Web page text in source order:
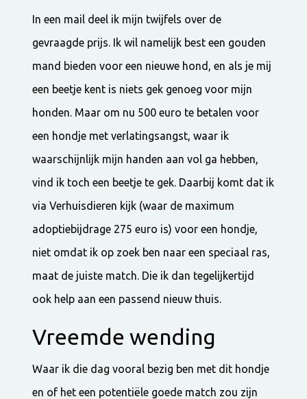
In een mail deel ik mijn twijfels over de
gevraagde prijs. Ik wil namelijk best een gouden
mand bieden voor een nieuwe hond, en als je mij
een beetje kent is niets gek genoeg voor mijn
honden. Maar om nu 500 euro te betalen voor
een hondje met verlatingsangst, waar ik
waarschijnlijk mijn handen aan vol ga hebben,
vind ik toch een beetje te gek. Daarbij komt dat ik
via Verhuisdieren kijk (waar de maximum
adoptiebijdrage 275 euro is) voor een hondje,
niet omdat ik op zoek ben naar een speciaal ras,
maat de juiste match. Die ik dan tegelijkertijd
ook help aan een passend nieuw thuis.
Vreemde wending
Waar ik die dag vooral bezig ben met dit hondje
en of het een potentiële goede match zou zijn